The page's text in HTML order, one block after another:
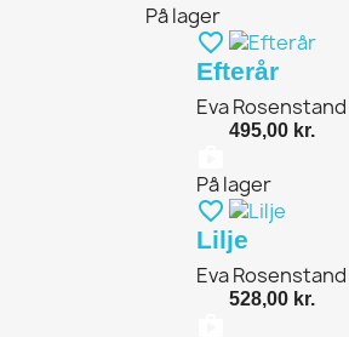
På lager
favorite_border
Efterår
Eva Rosenstand
495,00 kr.
På lager
favorite_border
Lilje
Eva Rosenstand
528,00 kr.